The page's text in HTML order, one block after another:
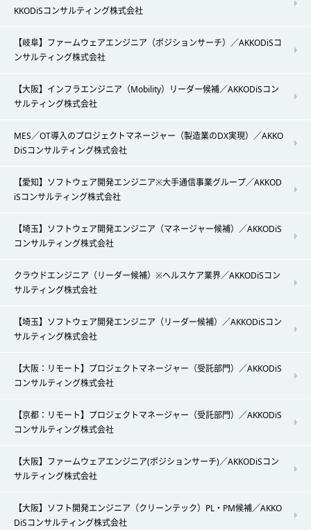
KKODiSコンサルティング株式会社
【岐阜】ファームウェアエンジニア（ポジションサーチ）／AKKODiSコ
ンサルティング株式会社
【大阪】インフラエンジニア（Mobility）リーダー候補／AKKODiSコン
サルティング株式会社
MES／OT導入のプロジェクトマネージャー（製造業のDX実現）／AKKO
DiSコンサルティング株式会社
【愛知】ソフトウェア開発エンジニア※大手通信事業グループ／AKKOD
iSコンサルティング株式会社
【埼玉】ソフトウェア開発エンジニア（マネージャー候補）／AKKODiS
コンサルティング株式会社
クラウドエンジニア（リーダー候補）※ヘルスケア業界／AKKODiSコン
サルティング株式会社
【埼玉】ソフトウェア開発エンジニア（リーダー候補）／AKKODiSコン
サルティング株式会社
【大阪：リモート】プロジェクトマネージャー（受託部門）／AKKODiS
コンサルティング株式会社
【京都：リモート】プロジェクトマネージャー（受託部門）／AKKODiS
コンサルティング株式会社
【大阪】ファームウェアエンジニア(ポジションサーチ)／AKKODiSコン
サルティング株式会社
【大阪】ソフト開発エンジニア（クリーンテック）PL・PM候補／AKKO
DiSコンサルティング株式会社